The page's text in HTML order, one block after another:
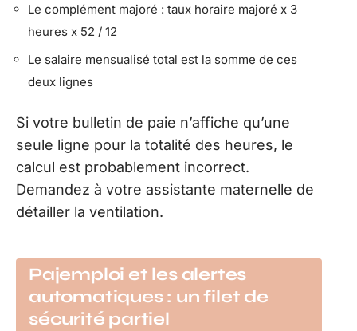
Le complément majoré : taux horaire majoré x 3
heures x 52 / 12
Le salaire mensualisé total est la somme de ces
deux lignes
Si votre bulletin de paie n’affiche qu’une
seule ligne pour la totalité des heures, le
calcul est probablement incorrect.
Demandez à votre assistante maternelle de
détailler la ventilation.
Pajemploi et les alertes
automatiques : un filet de
sécurité partiel